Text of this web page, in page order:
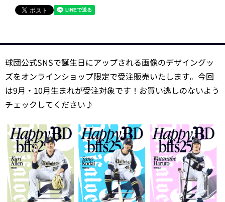
球団公式SNSで誕生日にアップされる画像のデザイングッ
ズをオンラインショップ限定で受注販売いたします。今回
は9月・10月生まれが受注対象です！お買い逃しのないよう
チェックしてください♪